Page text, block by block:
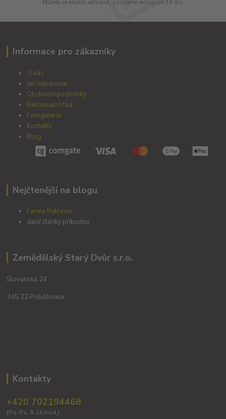
Můžete se kdykoli odhlásit. Zasíláme jednou za 14 dní.
Informace pro zákazníky
O nás
Jak nakupovat
Obchodní podmínky
Reklamační řád
Fotogalerie
Kontakty
Blog
Nejčtenější na blogu
Farma Puklavec
další články přibudou
Zemědělský Starý Dvůr s.r.o.
Slovanská 24
345 22 Poběžovice
Kontakty
+420 702194468
(Po-Pá, 8-16 hod.)